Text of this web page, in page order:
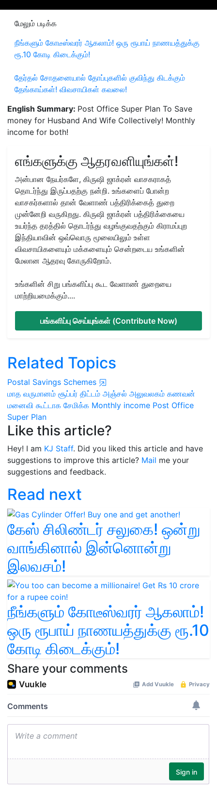
மேலும் படிக்க
நீங்களும் கோடீஸ்வரர் ஆகலாம்! ஒரு ரூபாய் நாணயத்துக்கு
ரூ.10 கோடி கிடைக்கும்!
தேர்தல் சோதனையால் தோப்புகளில் குவிந்து கிடக்கும்
தேங்காய்கள்! விவசாயிகள் கவலை!
English Summary: Post Office Super Plan To Save
money for Husband And Wife Collectively! Monthly
income for both!
எங்களுக்கு ஆதரவளியுங்கள்!
அன்பான நேயர்களே, கிருஷி ஜாக்ரன் வாசகராகத்
தொடர்ந்து இருப்பதற்கு நன்றி. உங்களைப் போன்ற
வாசகர்களால் தான் வேளாண் பத்திரிக்கைத் துறை
முன்னேறி வருகிறது. கிருஷி ஜாக்ரன் பத்திரிக்கையை
உயர்ந்த தரத்தில் தொடர்ந்து வழங்குவதற்கும் கிராமப்புற
இந்தியாவின் ஒவ்வொரு மூலையிலும் உள்ள
விவசாயிகளையும் மக்களையும் சென்றடைய உங்களின்
மேலான ஆதரவு கோருகிறோம்.
உங்களின் சிறு பங்களிப்பு கூட வேளாண் துறையை
மாற்றியமைக்கும்....
பங்களிப்பு செய்யுங்கள் (Contribute Now)
Related Topics
Postal Savings Schemes
மாத வருமானம் சூப்பர் திட்டம் அஞ்சல் அலுவலகம் கணவன்
மனைவி கூட்டாக சேமிக்க Monthly income Post Office
Super Plan
Like this article?
Hey! I am KJ Staff. Did you liked this article and have
suggestions to improve this article? Mail me your
suggestions and feedback.
Read next
கேஸ் சிலிண்டர் சலுகை! ஒன்று
வாங்கினால் இன்னொன்று
இலவசம்!
நீங்களும் கோடீஸ்வரர் ஆகலாம்!
ஒரு ரூபாய் நாணயத்துக்கு ரூ.10
கோடி கிடைக்கும்!
Share your comments